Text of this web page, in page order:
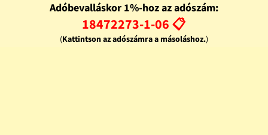
Adóbevalláskor 1%-hoz az adószám:
18472273-1-06 📋
(Kattintson az adószámra a másoláshoz.)